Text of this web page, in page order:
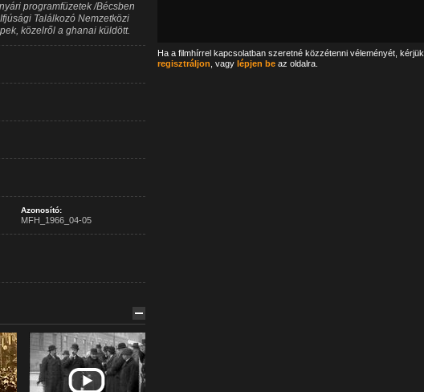
programfüzetek /Bécsben
Találkozó Nemzetközi
közelről a ghanai küldött.
Azonosító:
MFH_1966_04-05
Ha a filmhírrel kapcsolatban szeretné közzétenni véleményét, kérjük,
regisztráljon , vagy lépjen beaz oldalra.